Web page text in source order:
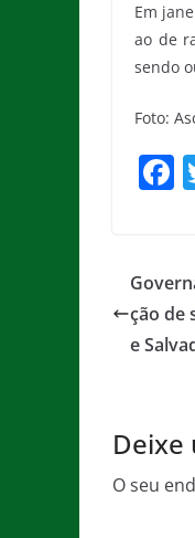
Em
ao de
sendo
Foto:
F
e
b
o
ção de
e
O seu